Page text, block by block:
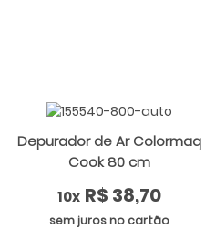
Depurador de Ar Colormaq
Cook 80 cm
10x R$ 38,70
sem juros no cartão